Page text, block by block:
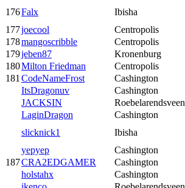
176Falx Ibisha
177joecool Centropolis
178mangoscribble Centropolis
179jeben87 Kronenburg
180Milton Friedman Centropolis
181 CodeNameFrost Cashington
ItsDragonuv
Cashington
JACKSIN
Roebelarendsveen
LaginDragon
Cashington
slicknick1
Ibisha
yepyep
Cashington
187CRA2EDGAMER Cashington
holstahx
Cashington